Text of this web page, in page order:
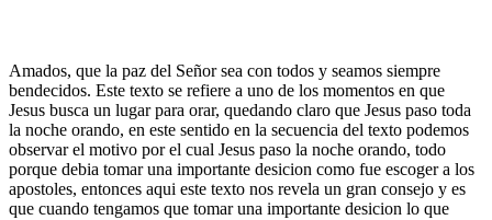
Amados, que la paz del Señor sea con todos y seamos siempre
bendecidos. Este texto se refiere a uno de los momentos en que
Jesus busca un lugar para orar, quedando claro que Jesus paso toda
la noche orando, en este sentido en la secuencia del texto podemos
observar el motivo por el cual Jesus paso la noche orando, todo
porque debia tomar una importante desicion como fue escoger a los
apostoles, entonces aqui este texto nos revela un gran consejo y es
que cuando tengamos que tomar una importante desicion lo que